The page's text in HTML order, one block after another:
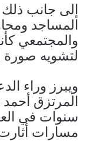
إلى جانب
المساجد
والمجتمعي
لتشويه صورة
ويبرز وراء
المرتزق
سنوات في
مسارات